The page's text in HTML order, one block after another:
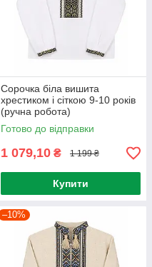
Сорочка біла вишита
хрестиком і сіткою 9-10 років
(ручна робота)
Готово до відправки
1 079,10 ₴ 1 199 ₴
Купити
–10%